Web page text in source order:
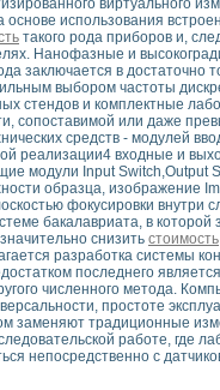
и параметров
средств NATIONAL
осциллографа и
измерений
джиттера
лаборатории средствами
сигнала
Lab VIEW 7.1
LabVIEW
основе использования
такого рода приборов и,
Нанофазные и
заключается в достаточно
выбором частоты
стендов и комплектные
сопоставимой или даже
средств - модулей
реализации4 входные и
модули Input Switch,Output
образца, изображение
фокусировки внутри
бакалавриата, в которой
снизить стоимость
разработка системы
последнего
численного метода.
простоте
заменяют традиционные
работе, где
непосредственно с